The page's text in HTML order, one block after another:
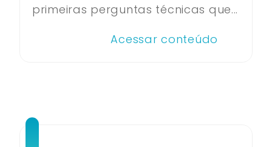
primeiras perguntas técnicas que...
Acessar conteúdo